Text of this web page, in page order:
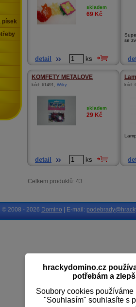
skladem
69 Kč
detail ks
se
KOMFETY METALOVE
kód: 61491, Wiky
skladem
29 Kč
detail ks
kód:
Celkem produktů: 43
písek
hrackydomino.cz
potřebám a
Soubory cookies
"Souhlasím" souhlasíte s
© 2008 - 2026 Domino | E-mail: